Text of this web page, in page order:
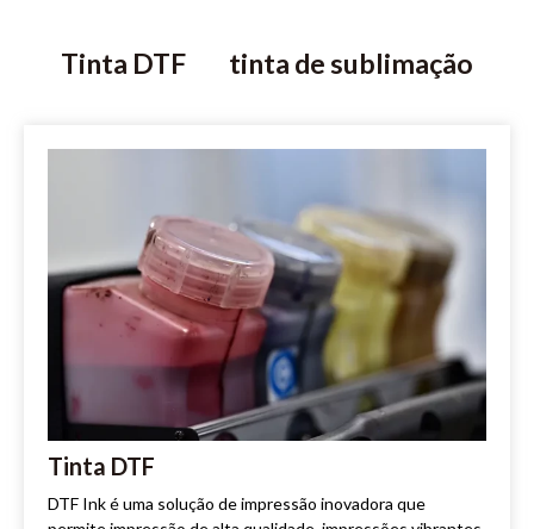
Tinta DTF tinta de sublimação
Tinta DTF
DTF Ink é uma solução de impressão inovadora que